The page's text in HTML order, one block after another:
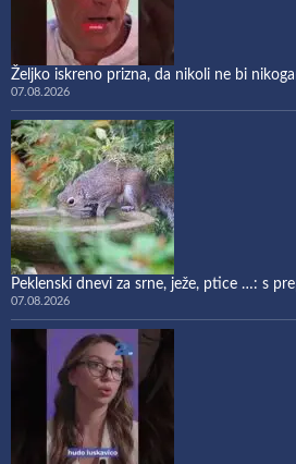
Željko iskreno prizna, da nikoli ne bi
07.08.2026
Peklenski dnevi za srne, ježe, ptice …: s
07.08.2026